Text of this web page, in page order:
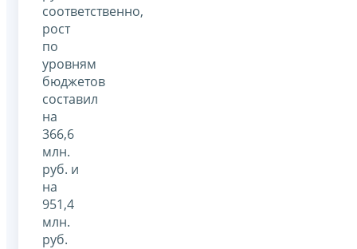
соответственно,
рост
по
уровням
бюджетов
составил
на
366,6
млн.
руб. и
на
951,4
млн.
руб.